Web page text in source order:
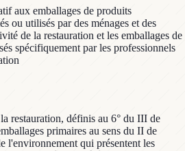
aux emballages de produits
ou utilisés par des ménages et des
de la restauration et les emballages de
spécifiquement par les professionnels
restauration, définis au 6° du III de
primaires au sens du II de
l'environnement qui présentent les